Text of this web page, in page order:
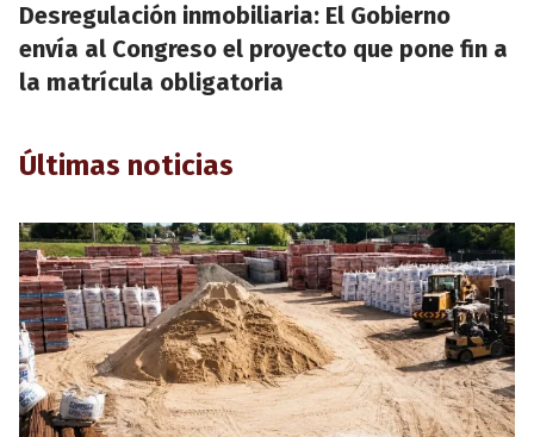
Desregulación inmobiliaria: El Gobierno
envía al Congreso el proyecto que pone fin a
la matrícula obligatoria
Últimas noticias